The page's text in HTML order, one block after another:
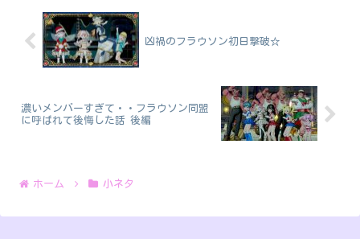
凶禍のフラウソン初日撃破☆
濃いメンバーすぎて・・フラウソン同盟
に呼ばれて後悔した話 後編
ホーム 小ネタ